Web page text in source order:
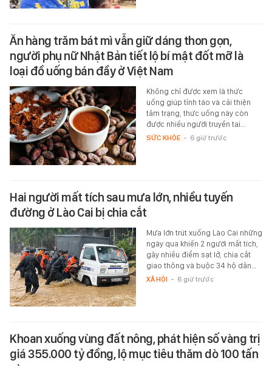
Ăn hàng trăm bát mì vẫn giữ dáng thon gọn,
người phụ nữ Nhật Bản tiết lộ bí mật đốt mỡ là
loại đồ uống bán đầy ở Việt Nam
Không chỉ được xem là thức
uống giúp tỉnh táo và cải thiện
tâm trạng, thức uống này còn
được nhiều người truyền tai…
SỨC KHỎE - 6 giờ trước
Hai người mất tích sau mưa lớn, nhiều tuyến
đường ở Lào Cai bị chia cắt
Mưa lớn trút xuống Lào Cai những
ngày qua khiến 2 người mất tích,
gây nhiều điểm sạt lở, chia cắt
giao thông và buộc 34 hộ dân…
XÃ HỘI - 6 giờ trước
Khoan xuống vùng đất nông, phát hiện số vàng trị
giá 355.000 tỷ đồng, lộ mục tiêu thăm dò 100 tấn